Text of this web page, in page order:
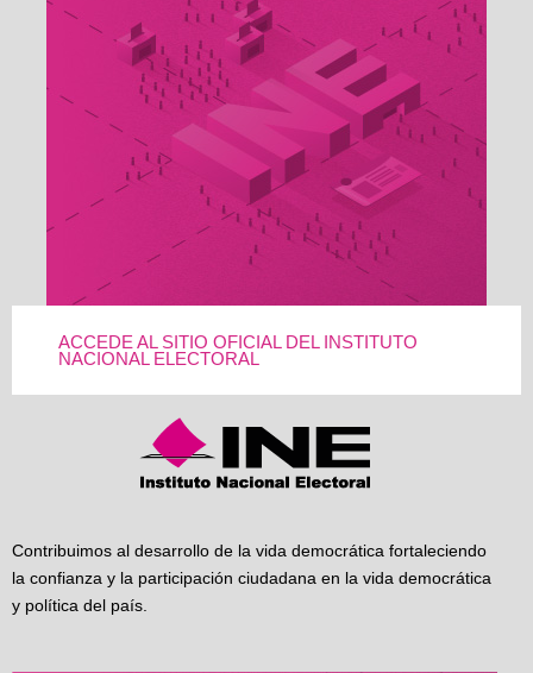
ACCEDE AL SITIO OFICIAL DEL INSTITUTO
NACIONAL ELECTORAL
Contribuimos al desarrollo de la vida democrática fortaleciendo
la confianza y la participación ciudadana en la vida democrática
y política del país.